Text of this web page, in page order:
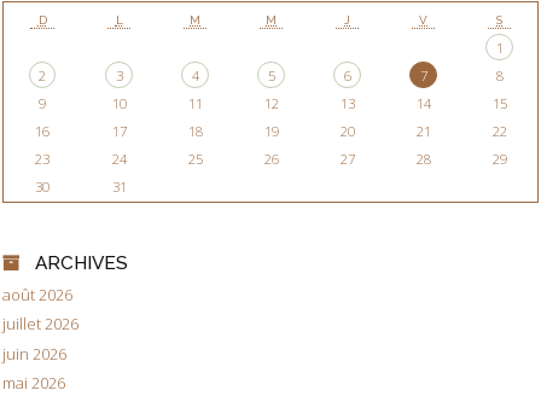
D L M M J V S
1
2
3 4 5 6 7
8
9
10 11 12 13 14
15
16
17 18 19 20 21
22
23
24 25 26 27 28
29
30
31
ARCHIVES
août 2026
juillet 2026
juin 2026
mai 2026